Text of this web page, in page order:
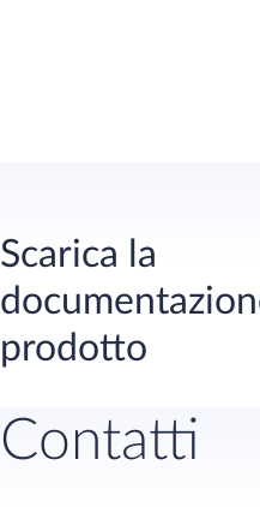
Scarica la
prodotto
Contatti